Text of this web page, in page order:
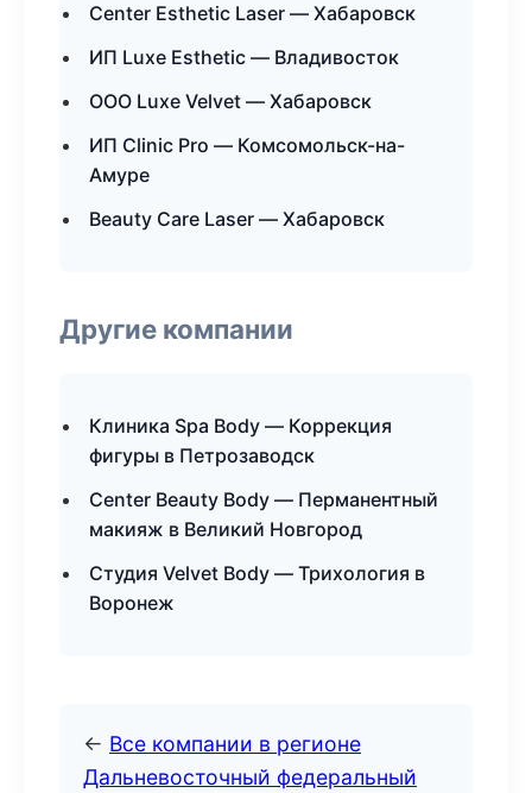
Center Esthetic Laser — Хабаровск
ИП Luxe Esthetic — Владивосток
ООО Luxe Velvet — Хабаровск
ИП Clinic Pro — Комсомольск-на-
Амуре
Beauty Care Laser — Хабаровск
Другие компании
Клиника Spa Body — Коррекция
фигуры в Петрозаводск
Center Beauty Body — Перманентный
макияж в Великий Новгород
Студия Velvet Body — Трихология в
Воронеж
← Все компании в регионе
Дальневосточный федеральный